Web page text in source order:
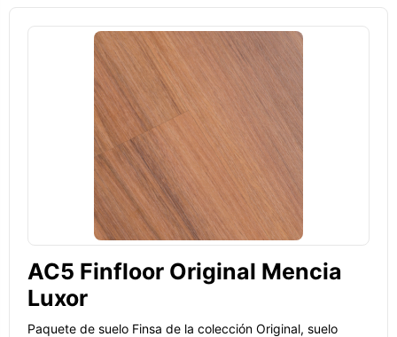
AC5 Finfloor Original Mencia
Luxor
Paquete de suelo Finsa de la colección Original, suelo